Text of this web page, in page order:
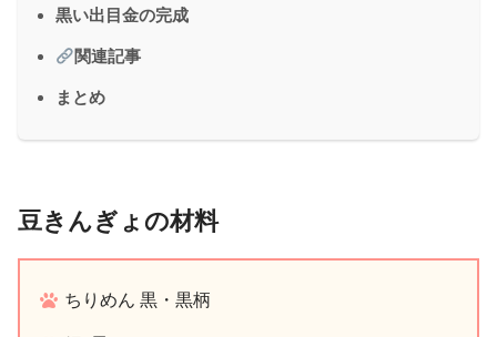
黒い出目金の完成
関連記事
まとめ
豆きんぎょの材料
ちりめん 黒・黒柄